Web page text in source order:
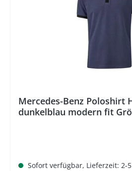
Mercedes-Benz Poloshirt
dunkelblau modern fit
Sofort verfügbar, Lieferzeit: 2-